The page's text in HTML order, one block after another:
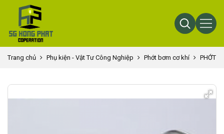
Trang chủ Phụ kiện - Vật Tư Công Nghiệp Phớt bơm cơ khí PHỚT